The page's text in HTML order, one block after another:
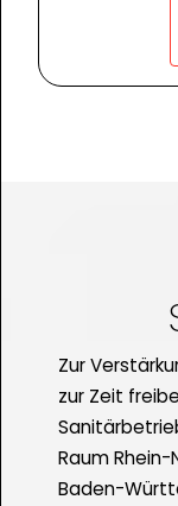
Zur
zur Zeit
Raum
Baden-